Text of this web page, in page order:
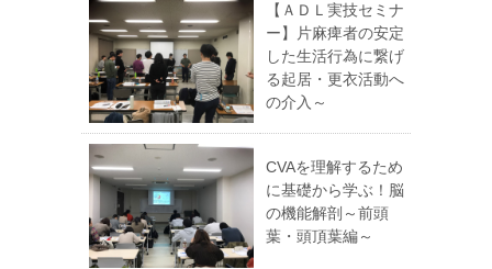
【ＡＤＬ実技セミナ
ー】片麻痺者の安定
した生活行為に繋げ
る起居・更衣活動へ
の介入～
CVAを理解するため
に基礎から学ぶ！脳
の機能解剖～前頭
葉・頭頂葉編～